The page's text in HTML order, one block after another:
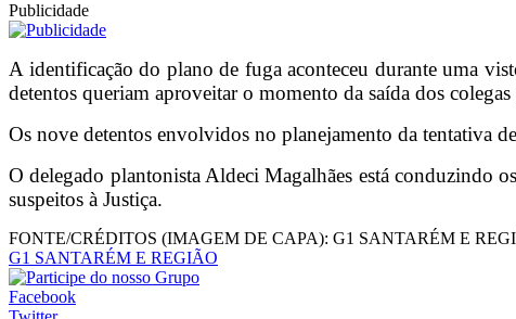
Publicidade
A identificação do plano de fuga aconteceu durante uma
detentos queriam aproveitar o momento da saída dos
Os nove detentos envolvidos no planejamento da tentativa
O delegado plantonista Aldeci Magalhães está conduzindo
suspeitos à Justiça.
FONTE/CRÉDITOS (IMAGEM DE CAPA): G1 SANTARÉM E
G1 SANTARÉM E REGIÃO
Facebook